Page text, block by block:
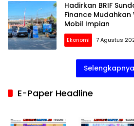
Hadirkan BRIF
Finance
Mobil Impian
Ekonomi 7 Agustus
Selengkapnya
E-Paper Headline